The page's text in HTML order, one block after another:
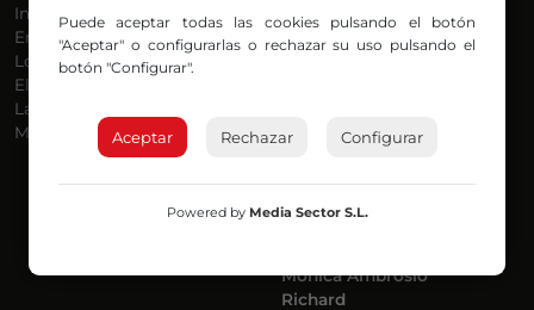
Informativos
En Ruta
Locos por la Música
El Supermadrugador
La Mañana de Radio Nervión
Más Madrugada
Eva Argote
Endika
Jon
Joseba
Luis Carlos
Mónica Ambrosio
Richard
Puede aceptar todas las cookies pulsando el botón
"Aceptar" o configurarlas o rechazar su uso pulsando el
botón "Configurar".
Aceptar Rechazar Configurar
Powered by Media Sector S.L.